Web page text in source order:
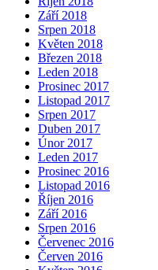
Září 2018
Srpen 2018
Květen 2018
Březen 2018
Leden 2018
Prosinec 2017
Listopad 2017
Srpen 2017
Duben 2017
Únor 2017
Leden 2017
Prosinec 2016
Listopad 2016
Říjen 2016
Září 2016
Srpen 2016
Červenec 2016
Červen 2016